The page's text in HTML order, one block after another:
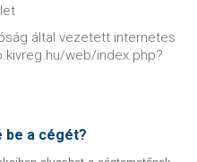
által vezetett internetes
web/index.php?
be a cégét?